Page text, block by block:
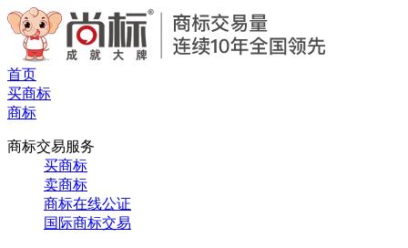
首页
买商标
商标
商标交易服务
买商标
卖商标
商标在线公证
国际商标交易